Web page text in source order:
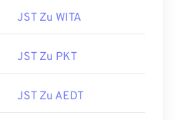
JST Zu WITA
JST Zu PKT
JST Zu AEDT